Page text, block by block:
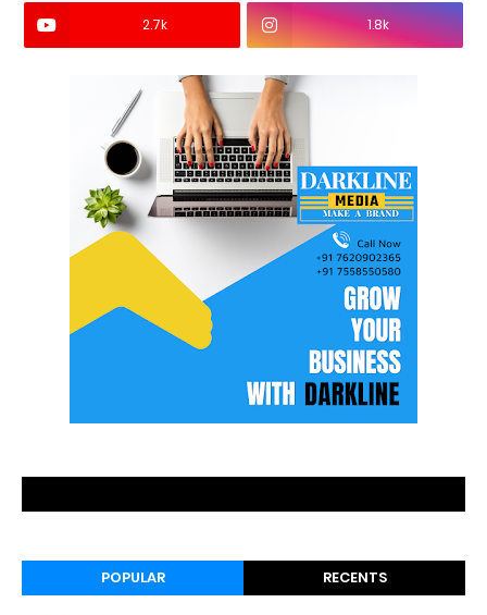
2.7k 1.8k
POPULAR RECENTS